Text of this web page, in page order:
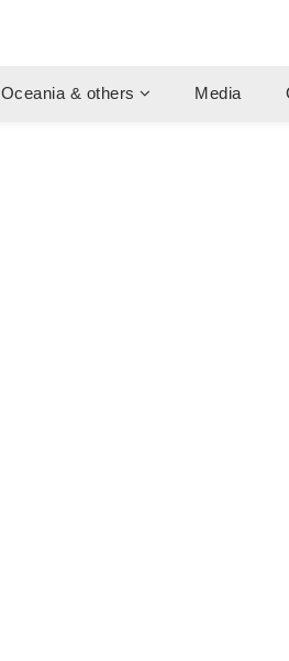
Oceania & others Media